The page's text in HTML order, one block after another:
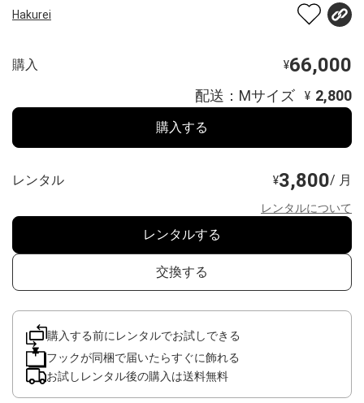
Hakurei
購入 ¥66,000
配送：Mサイズ ¥ 2,800
購入する
レンタル ¥3,800/ 月
レンタルについて
レンタルする
交換する
購入する前にレンタルでお試しできる
フックが同梱で届いたらすぐに飾れる
お試しレンタル後の購入は送料無料